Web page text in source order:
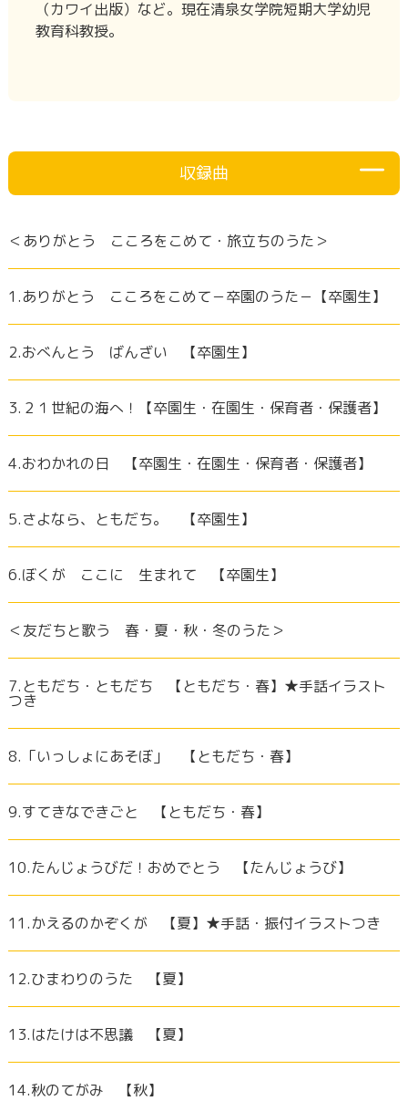
（カワイ出版）など。現在清泉女学院短期大学幼児
教育科教授。
収録曲
＜ありがとう こころをこめて・旅立ちのうた＞
1.ありがとう こころをこめて－卒園のうた－【卒園生】
2.おべんとう ばんざい 【卒園生】
3.２１世紀の海へ！【卒園生・在園生・保育者・保護者】
4.おわかれの日 【卒園生・在園生・保育者・保護者】
5.さよなら、ともだち。 【卒園生】
6.ぼくが ここに 生まれて 【卒園生】
＜友だちと歌う 春・夏・秋・冬のうた＞
7.ともだち・ともだち 【ともだち・春】★手話イラスト
つき
8.「いっしょにあそぼ」 【ともだち・春】
9.すてきなできごと 【ともだち・春】
10.たんじょうびだ！おめでとう 【たんじょうび】
11.かえるのかぞくが 【夏】★手話・振付イラストつき
12.ひまわりのうた 【夏】
13.はたけは不思議 【夏】
14.秋のてがみ 【秋】